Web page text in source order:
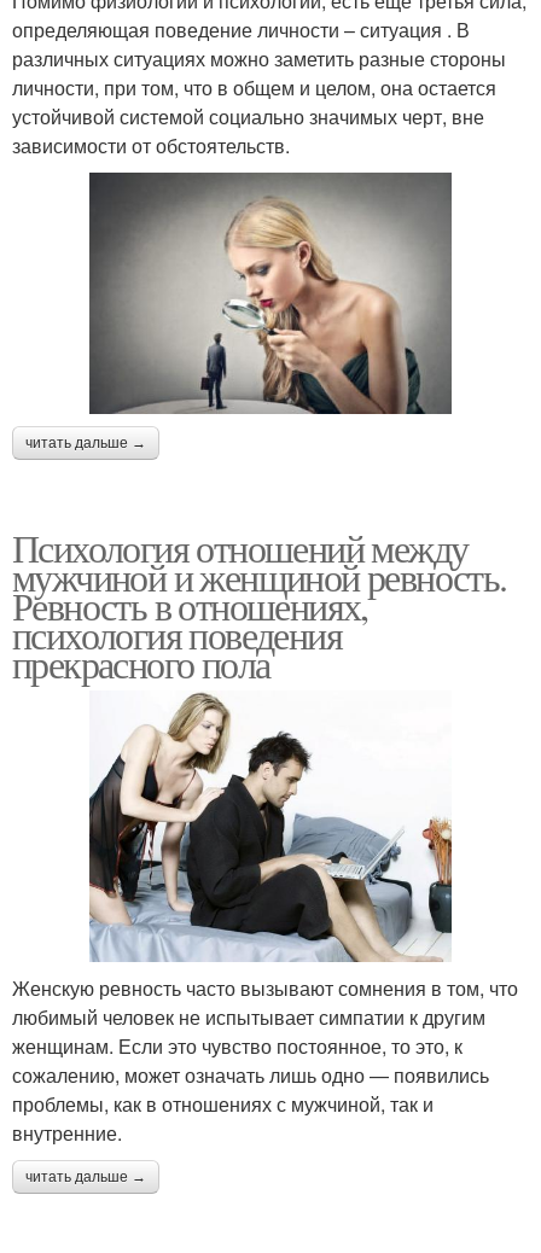
определяющая поведение личности – ситуация . В
различных ситуациях можно заметить разные стороны
личности, при том, что в общем и целом, она остается
устойчивой системой социально значимых черт, вне
зависимости от обстоятельств.
читать дальше →
Психология отношений между
мужчиной и женщиной ревность.
Ревность в отношениях,
психология поведения
прекрасного пола
Женскую ревность часто вызывают сомнения в том, что
любимый человек не испытывает симпатии к другим
женщинам. Если это чувство постоянное, то это, к
сожалению, может означать лишь одно — появились
проблемы, как в отношениях с мужчиной, так и
внутренние.
читать дальше →